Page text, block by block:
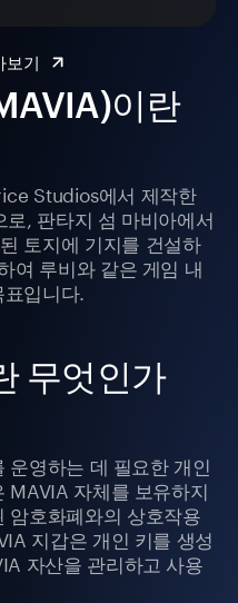
이란
Studios에서 제작한
, 판타지 섬 마비아에서
토지에 기지를 건설하
여 루비와 같은 게임 내
입니다.
무엇인가
영하는 데 필요한 개인
MAVIA 자체를 보유하지
암호화폐와의 상호작용
지갑은 개인 키를 생성
자산을 관리하고 사용
보기